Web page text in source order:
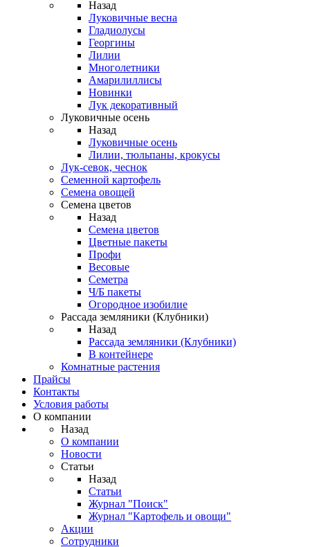
Назад
Луковичные весна
Гладиолусы
Георгины
Лилии
Многолетники
Амарилиллисы
Новинки
Лук декоративный
Луковичные осень
Назад
Луковичные осень
Лилии, тюльпаны, крокусы
Лук-севок, чеснок
Семенной картофель
Семена овощей
Семена цветов
Назад
Семена цветов
Цветные пакеты
Профи
Весовые
Семетра
Ч/Б пакеты
Огородное изобилие
Рассада земляники (Клубники)
Назад
Рассада земляники (Клубники)
В контейнере
Комнатные растения
Прайсы
Контакты
Условия работы
О компании
Назад
О компании
Новости
Статьи
Назад
Статьи
Журнал "Поиск"
Журнал "Картофель и овощи"
Акции
Сотрудники